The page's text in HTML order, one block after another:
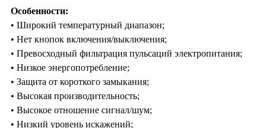
Особенности:
• Широкий температурный диапазон;
• Нет кнопок включения/выключения;
• Превосходный фильтрация пульсаций электропитания;
• Низкое энергопотребление;
• Защита от короткого замыкания;
• Высокая производительность;
• Высокое отношение сигнал/шум;
• Низкий уровень искажений;